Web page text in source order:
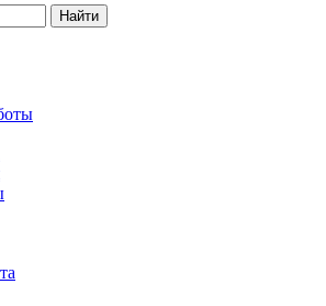
Найти